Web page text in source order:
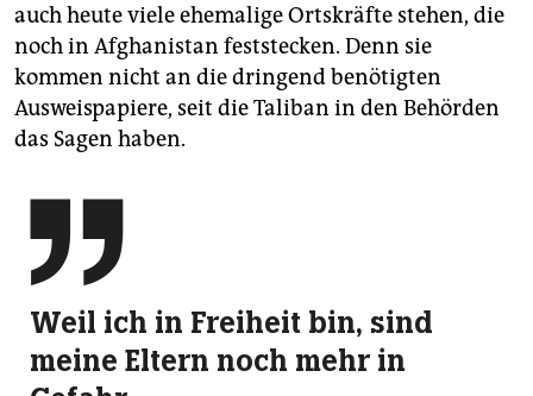
auch heute viele ehemalige Ortskräfte stehen, die
noch in Afghanistan feststecken. Denn sie
kommen nicht an die dringend benötigten
Ausweispapiere, seit die Taliban in den Behörden
das Sagen haben.

Weil ich in Freiheit bin, sind
meine Eltern noch mehr in